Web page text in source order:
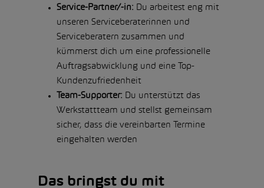
Service-Partner/-in: Du arbeitest eng mit
unseren Serviceberaterinnen und
Serviceberatern zusammen und
kümmerst dich um eine professionelle
Auftragsabwicklung und eine Top-
Kundenzufriedenheit
Team-Supporter:
Du unterstützt das
Werkstattteam und stellst gemeinsam
sicher, dass die vereinbarten Termine
eingehalten werden
Das bringst du mit